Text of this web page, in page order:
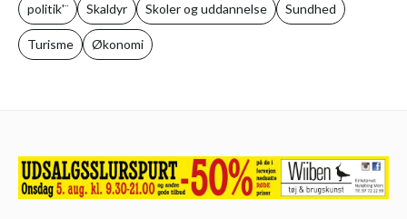
politik'¨ Skaldyr Skoler og uddannelse Sundhed
Turisme Økonomi